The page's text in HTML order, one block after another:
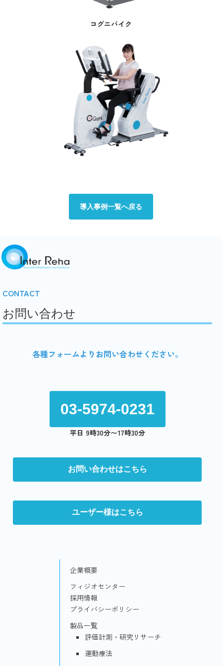
コグニバイク
導入事例一覧へ戻る
CONTACT
お問い合わせ
各種フォームよりお問い合わせください。
03-5974-0231
平日 9時30分〜17時30分
お問い合わせはこちら
ユーザー様はこちら
企業概要
フィジオセンター
採用情報
プライバシーポリシー
製品一覧
評価計測・研究リサーチ
運動療法